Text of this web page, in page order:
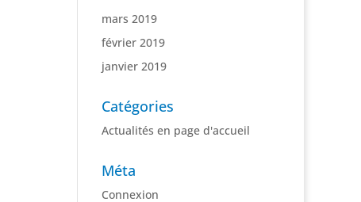
mars 2019
février 2019
janvier 2019
Catégories
Actualités en page d'accueil
Méta
Connexion